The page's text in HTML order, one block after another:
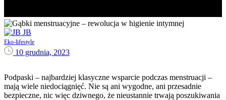
JB
Eko-lifestyle
10 grudnia, 2023
Podpaski – najbardziej klasyczne wsparcie podczas menstruacji –
mają wiele niedociągnięć. Nie są ani wygodne, ani przesadnie
bezpieczne, nic więc dziwnego, że nieustannie trwają poszukiwania